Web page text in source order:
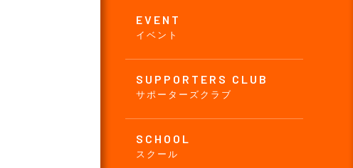
EVENT
イベント
SUPPORTERS CLUB
サポーターズクラブ
SCHOOL
スクール